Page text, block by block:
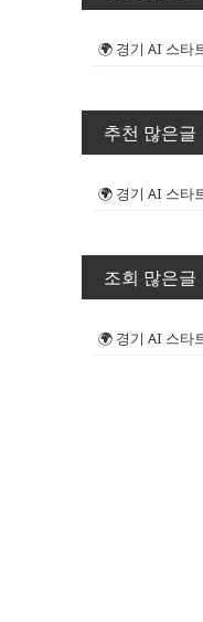
추천 많은글
조회 많은글